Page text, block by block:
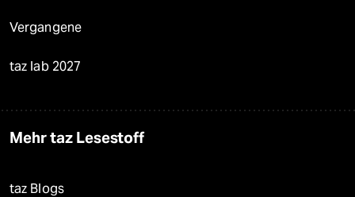
Vergangene
taz lab 2027
Mehr taz Lesestoff
taz Blogs